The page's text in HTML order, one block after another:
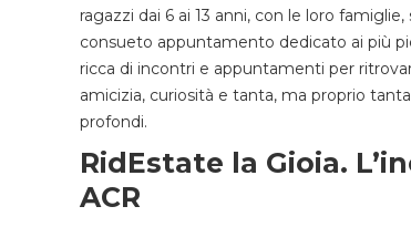
ragazzi dai 6 ai 13 anni, con le loro
consueto appuntamento dedicato ai più
ricca di incontri e appuntamenti per
amicizia, curiosità e tanta, ma proprio
profondi.
RidEstate la Gioia.
ACR